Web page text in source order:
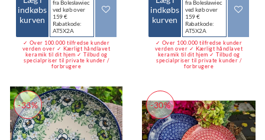
indkøbs
kurven
fra Bolesławiec
ved køb over
159 €
Rabatkode:
AT5X2A
✓ Over 100.000 tilfredse kunder
verden over ✓ Kærligt håndlavet
keramik til dit hjem ✓ Tilbud og
specialpriser til private kunder /
forbrugere
indkøbs
kurven
fra Bolesławiec
ved køb over
159 €
Rabatkode:
AT5X2A
✓ Over 100.000 tilfredse kunder
verden over ✓ Kærligt håndlavet
keramik til dit hjem ✓ Tilbud og
specialpriser til private kunder /
forbrugere
-33% -30%